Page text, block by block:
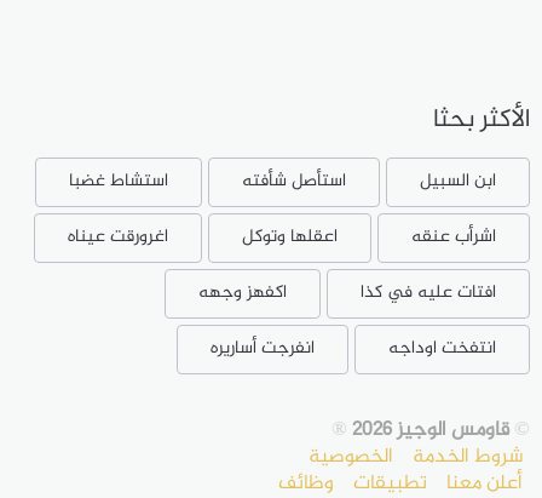
الأكثر بحثا
ابن السبيل استأصل شأفته
استشاط غضبا
اشرأب عنقه
اعقلها وتوكل
اغرورقت عيناه
افتات عليه في كذا
اكفهز وجهه
انتفخت اوداجه
انفرجت أساريره
©قاومس الوجيز 2026 ®
شروط الخدمة الخصوصية
أعلن معنا تطبيقات وظائف